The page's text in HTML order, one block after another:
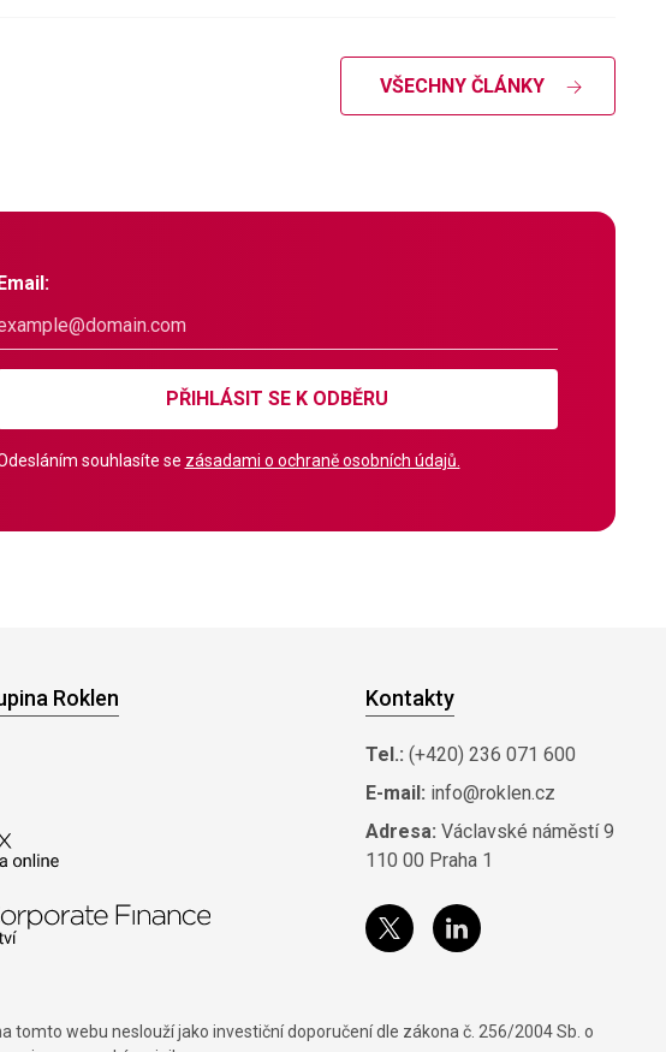
VŠECHNY ČLÁNKY
PŘIHLÁSIT SE K ODBĚRU
souhlasíte se zásadami o ochraně osobních údajů.
Roklen Kontakty
Tel.: (+420) 236 071 600
E-mail: info@roklen.cz
Adresa: Václavské náměstí 9
110 00 Praha 1
tomto webu neslouží jako investiční doporučení dle zákona č. 256/2004 Sb. o